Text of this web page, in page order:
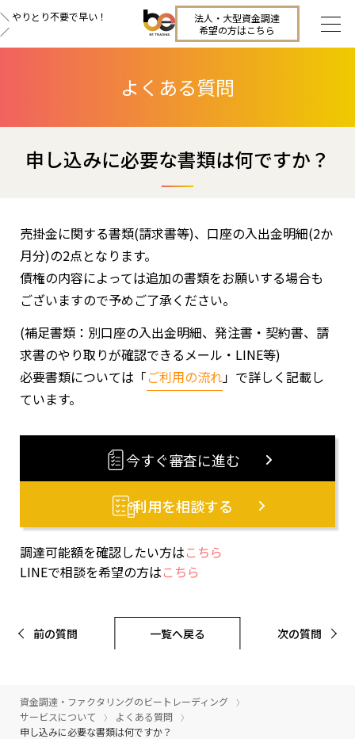
＼ やりとり不要で早い！
／
法人・大型資金調達
希望の方はこちら
よくある質問
申し込みに必要な書類は何ですか？
売掛金に関する書類(請求書等)、口座の入出金明細(2か
月分)の2点となります。
債権の内容によっては追加の書類をお願いする場合も
ございますので予めご了承ください。
(補足書類：別口座の入出金明細、発注書・契約書、請
求書のやり取りが確認できるメール・LINE等)
必要書類については「ご利用の流れ」で詳しく記載し
ています。
今すぐ審査に進む
利用を相談する
調達可能額を確認したい方はこちら
LINEで相談を希望の方はこちら
前の質問 一覧へ戻る 次の質問
資金調達・ファクタリングのビートレーディング
サービスについて
よくある質問
申し込みに必要な書類は何ですか？